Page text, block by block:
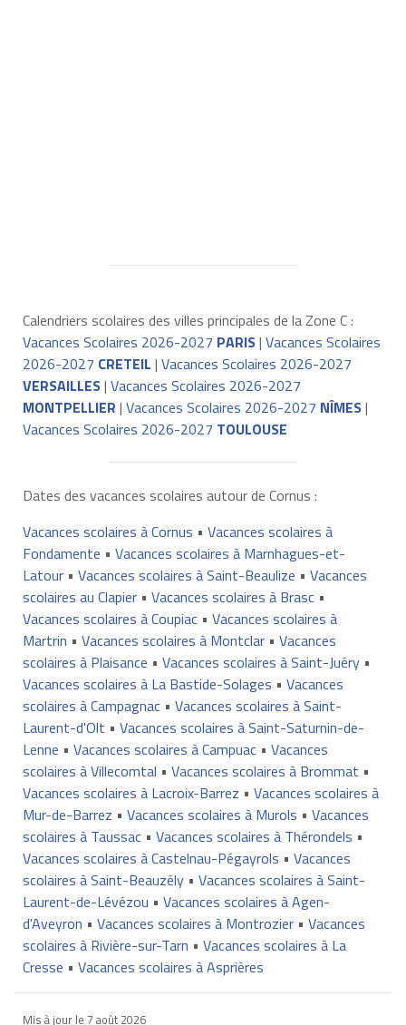
Calendriers scolaires des villes principales de la Zone C :
Vacances Scolaires 2026-2027 PARIS| Vacances Scolaires
2026-2027 CRETEIL | Vacances Scolaires 2026-2027
VERSAILLES| Vacances Scolaires 2026-2027
MONTPELLIER | Vacances Scolaires 2026-2027 NÎMES|
Vacances Scolaires 2026-2027 TOULOUSE
Dates des vacances scolaires autour de Cornus :
Vacances scolaires à Cornus • Vacances scolaires à
Fondamente • Vacances scolaires à Marnhagues-et-
Latour• Vacances scolaires à Saint-Beaulize • Vacances
scolaires au Clapier• Vacances scolaires à Brasc•
Vacances scolaires à Coupiac• Vacances scolaires à
Martrin • Vacances scolaires à Montclar• Vacances
scolaires à Plaisance • Vacances scolaires à Saint-Juéry•
Vacances scolaires à La Bastide-Solages • Vacances
scolaires à Campagnac• Vacances scolaires à Saint-
Laurent-d'Olt • Vacances scolaires à Saint-Saturnin-de-
Lenne • Vacances scolaires à Campuac• Vacances
scolaires à Villecomtal • Vacances scolaires à Brommat •
Vacances scolaires à Lacroix-Barrez • Vacances scolaires à
Mur-de-Barrez • Vacances scolaires à Murols • Vacances
scolaires à Taussac• Vacances scolaires à Thérondels •
Vacances scolaires à Castelnau-Pégayrols • Vacances
scolaires à Saint-Beauzély• Vacances scolaires à Saint-
Laurent-de-Lévézou • Vacances scolaires à Agen-
d'Aveyron • Vacances scolaires à Montrozier• Vacances
scolaires à Rivière-sur-Tarn • Vacances scolaires à La
Cresse • Vacances scolaires à Asprières
Mis à jour le 7 août 2026